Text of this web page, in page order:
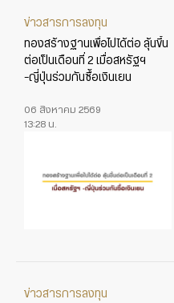
ข่าวสารการลงทุน
ทองสร้างฐานเพื่อไปได้ต่อ ลุ้นขึ้น
ต่อเป็นเดือนที่ 2 เมื่อสหรัฐฯ
-ญี่ปุ่นร่วมกันซื้อเงินเยน
06 สิงหาคม 2569
13:28 น.
ข่าวสารการลงทุน